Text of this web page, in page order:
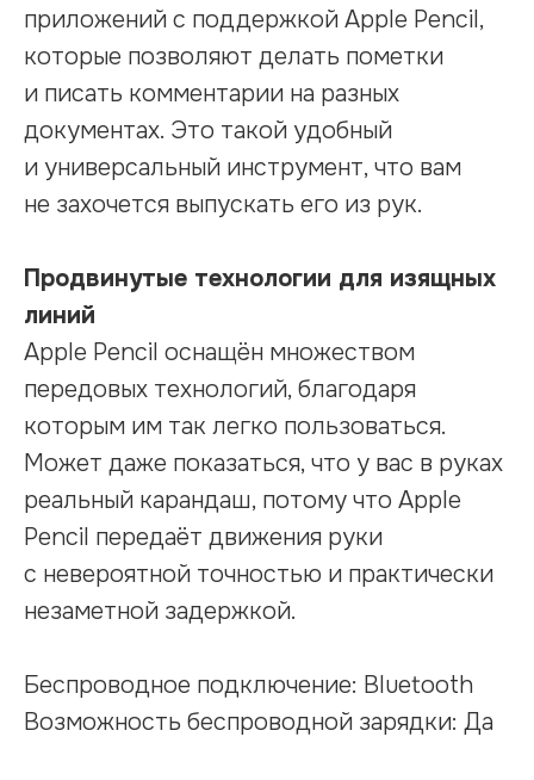
приложений с поддержкой Apple Pencil,
которые позволяют делать пометки
и писать комментарии на разных
документах. Это такой удобный
и универсальный инструмент, что вам
не захочется выпускать его из рук.
Продвинутые технологии для изящных
линий
Apple Pencil оснащён множеством
передовых технологий, благодаря
которым им так легко пользоваться.
Может даже показаться, что у вас в руках
реальный карандаш, потому что Apple
Pencil передаёт движения руки
с невероятной точностью и практически
незаметной задержкой.
Беспроводное подключение: Bluetooth
Возможность беспроводной зарядки: Да